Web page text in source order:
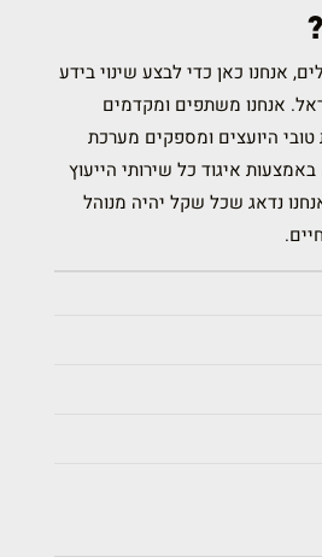
אנחנו כאן כדי לבצע שינוי בידע
אנחנו משתפים ומקדמים
טובי היועצים ומספקים מערכת
איגוד כל שירותי הייעוץ
נדאג שכל שקל יהיה מנוהל